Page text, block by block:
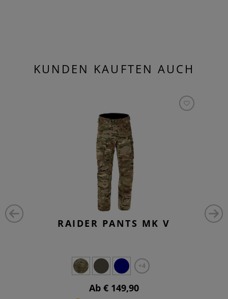
KUNDEN KAUFTEN AUCH
RAIDER PANTS MK V
+4
Ab € 149,90